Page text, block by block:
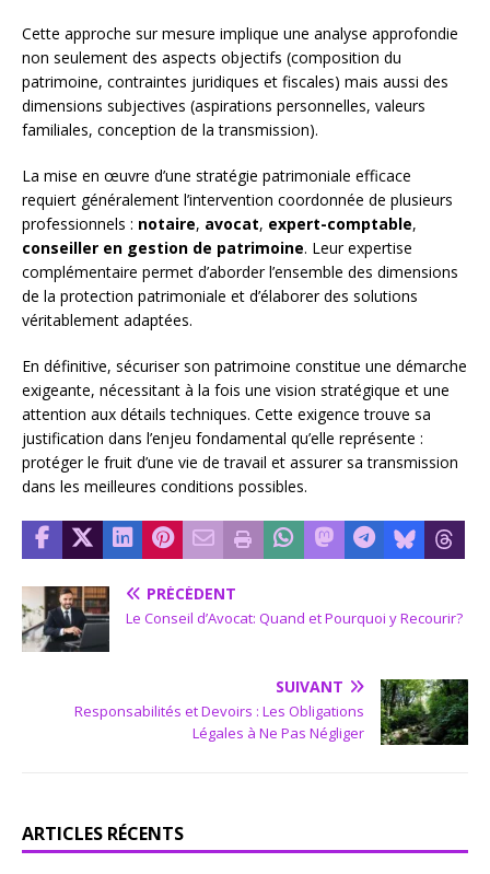
Cette approche sur mesure implique une analyse approfondie
non seulement des aspects objectifs (composition du
patrimoine, contraintes juridiques et fiscales) mais aussi des
dimensions subjectives (aspirations personnelles, valeurs
familiales, conception de la transmission).
La mise en œuvre d’une stratégie patrimoniale efficace
requiert généralement l’intervention coordonnée de plusieurs
professionnels : notaire, avocat, expert-comptable,
conseiller en gestion de patrimoine. Leur expertise
complémentaire permet d’aborder l’ensemble des dimensions
de la protection patrimoniale et d’élaborer des solutions
véritablement adaptées.
En définitive, sécuriser son patrimoine constitue une démarche
exigeante, nécessitant à la fois une vision stratégique et une
attention aux détails techniques. Cette exigence trouve sa
justification dans l’enjeu fondamental qu’elle représente :
protéger le fruit d’une vie de travail et assurer sa transmission
dans les meilleures conditions possibles.
PRÉCÉDENT
Le Conseil d’Avocat: Quand et Pourquoi y Recourir?
SUIVANT
Responsabilités et Devoirs : Les Obligations
Légales à Ne Pas Négliger
ARTICLES RÉCENTS